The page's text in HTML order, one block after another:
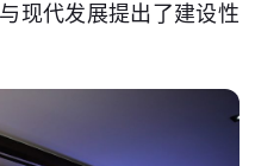
现代发展提出了建设性